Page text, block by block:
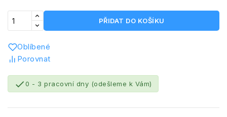
PŘIDAT DO KOŠÍKU
Oblíbené
Porovnat
0 - 3 pracovní dny (odešleme k Vám)